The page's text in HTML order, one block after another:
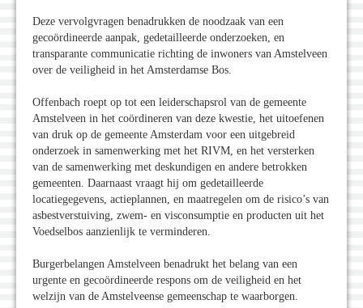
Deze vervolgvragen benadrukken de noodzaak van een
gecoördineerde aanpak, gedetailleerde onderzoeken, en
transparante communicatie richting de inwoners van Amstelveen
over de veiligheid in het Amsterdamse Bos.
Offenbach roept op tot een leiderschapsrol van de gemeente
Amstelveen in het coördineren van deze kwestie, het uitoefenen
van druk op de gemeente Amsterdam voor een uitgebreid
onderzoek in samenwerking met het RIVM, en het versterken
van de samenwerking met deskundigen en andere betrokken
gemeenten. Daarnaast vraagt hij om gedetailleerde
locatiegegevens, actieplannen, en maatregelen om de risico’s van
asbestverstuiving, zwem- en visconsumptie en producten uit het
Voedselbos aanzienlijk te verminderen.
Burgerbelangen Amstelveen benadrukt het belang van een
urgente en gecoördineerde respons om de veiligheid en het
welzijn van de Amstelveense gemeenschap te waarborgen.